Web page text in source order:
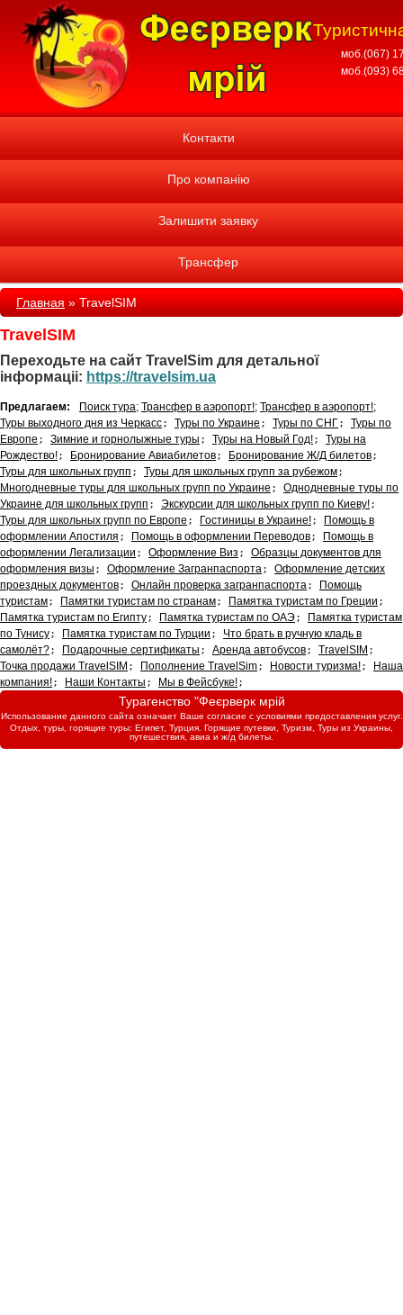
моб.(067)
моб.(093)
Контакти
Про компанію
Залишити заявку
Трансфер
Главная»TravelSIM
TravelSIM
Переходьте на сайт TravelSim для детальної
інформаціі: https://travelsim.ua
Предлагаем: Поиск тура; Трансфер в аэропорт!; Трансфер в аэропорт!;
Туры выходного дня из Черкасс; Туры по Украине ; Туры по СНГ; Туры по
Европе ; Зимние и горнолыжные туры ; Туры на Новый Год!; Туры на
Рождество!; Бронирование Авиабилетов; Бронирование Ж/Д билетов;
Туры для школьных групп ; Туры для школьных групп за рубежом;
Многодневные туры для школьных групп по Украине ; Однодневные туры по
Украине для школьных групп ; Экскурсии для школьных групп по Киеву!;
Туры для школьных групп по Европе ; Гостиницы в Украине!;
Помощь в
оформлении Апостиля ; Помощь в оформлении Переводов;
Помощь в
оформлении Легализации ; Оформление Виз ; Образцы документов для
оформления визы ; Оформление Загранпаспорта; Оформление детских
проездных документов; Онлайн проверка загранпаспорта;
Помощь
туристам; Памятки туристам по странам; Памятка туристам по Греции ;
Памятка туристам по Египту; Памятка туристам по ОАЭ;
Памятка туристам
по Тунису; Памятка туристам по Турции ; Что брать в ручную кладь в
самолёт?; Подарочные сертификаты ; Аренда автобусов; TravelSIM ;
Точка продажи TravelSIM ; Пополнение TravelSim; Новости туризма!;
Наша
компания!; Наши Контакты ; Мы в Фейсбуке!;
Турагенство "Феєрверк мрій
Использование данного сайта означает Ваше согласие с условиями предоставления услуг.
Отдых, туры, горящие туры: Египет, Турция. Горящие путевки, Туризм, Туры из Украины,
путешествия, авиа и ж/д билеты.